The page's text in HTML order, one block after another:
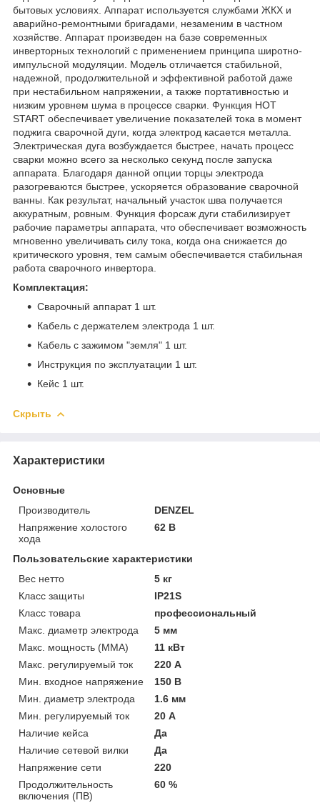
бытовых условиях. Аппарат используется службами ЖКХ и
аварийно-ремонтными бригадами, незаменим в частном
хозяйстве. Аппарат произведен на базе современных
инверторных технологий с применением принципа широтно-
импульсной модуляции. Модель отличается стабильной,
надежной, продолжительной и эффективной работой даже
при нестабильном напряжении, а также портативностью и
низким уровнем шума в процессе сварки. Функция HOT
START обеспечивает увеличение показателей тока в момент
поджига сварочной дуги, когда электрод касается металла.
Электрическая дуга возбуждается быстрее, начать процесс
сварки можно всего за несколько секунд после запуска
аппарата. Благодаря данной опции торцы электрода
разогреваются быстрее, ускоряется образование сварочной
ванны. Как результат, начальный участок шва получается
аккуратным, ровным. Функция форсаж дуги стабилизирует
рабочие параметры аппарата, что обеспечивает возможность
мгновенно увеличивать силу тока, когда она снижается до
критического уровня, тем самым обеспечивается стабильная
работа сварочного инвертора.
Комплектация:
Сварочный аппарат 1 шт.
Кабель с держателем электрода 1 шт.
Кабель с зажимом "земля" 1 шт.
Инструкция по эксплуатации 1 шт.
Кейс 1 шт.
Скрыть
Характеристики
Основные
Производитель
DENZEL
Напряжение холостого
хода
62 В
Пользовательские характеристики
Вес нетто
5 кг
Класс защиты
IP21S
Класс товара
профессиональный
Макс. диаметр электрода
5 мм
Макс. мощность (MMA)
11 кВт
Макс. регулируемый ток
220 А
Мин. входное напряжение
150 В
Мин. диаметр электрода
1.6 мм
Мин. регулируемый ток
20 А
Наличие кейса
Да
Наличие сетевой вилки
Да
Напряжение сети
220
Продолжительность
включения (ПВ)
60 %